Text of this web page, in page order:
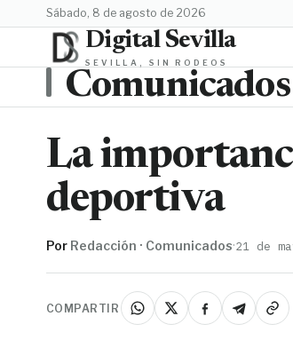
sábado, 8 de agosto de 2026
Digital Sevilla
SEVILLA, SIN RODEOS
Comunicados
La
deportiva
Por Redacción · Comunicados·21 de
COMPARTIR